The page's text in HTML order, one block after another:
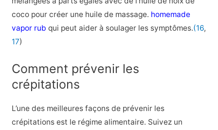
coco pour créer une huile de massage. homemade
vapor rub qui peut aider à soulager les symptômes.(16,
17)
Comment prévenir les
crépitations
L’une des meilleures façons de prévenir les
crépitations est le régime alimentaire. Suivez un